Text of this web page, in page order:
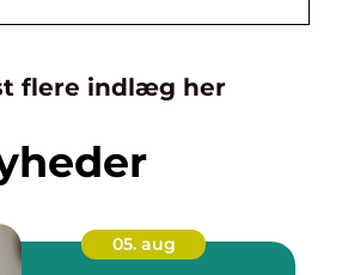
flere indlæg her
05. aug